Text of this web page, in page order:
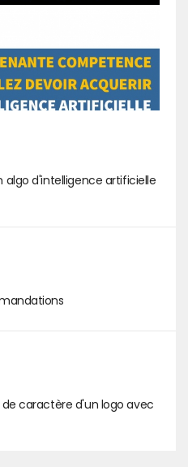
d'intelligence artificielle
caractère d'un logo avec